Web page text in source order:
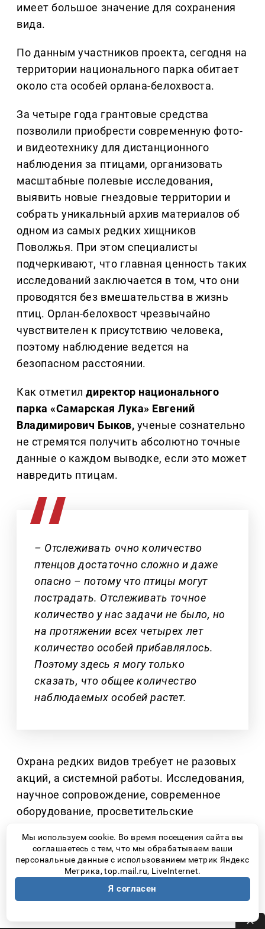
имеет большое значение для сохранения
вида.
По данным участников проекта, сегодня на
территории национального парка обитает
около ста особей орлана-белохвоста.
За четыре года грантовые средства
позволили приобрести современную фото-
и видеотехнику для дистанционного
наблюдения за птицами, организовать
масштабные полевые исследования,
выявить новые гнездовые территории и
собрать уникальный архив материалов об
одном из самых редких хищников
Поволжья. При этом специалисты
подчеркивают, что главная ценность таких
исследований заключается в том, что они
проводятся без вмешательства в жизнь
птиц. Орлан-белохвост чрезвычайно
чувствителен к присутствию человека,
поэтому наблюдение ведется на
безопасном расстоянии.
Как отметилдиректор национального
парка «Самарская Лука» Евгений
Владимирович Быков, ученые сознательно
не стремятся получить абсолютно точные
данные о каждом выводке, если это может
навредить птицам.
– Отслеживать очно количество
птенцов достаточно сложно и даже
опасно – потому что птицы могут
пострадать. Отслеживать точное
количество у нас задачи не было, но
на протяжении всех четырех лет
количество особей прибавлялось.
Поэтому здесь я могу только
сказать, что общее количество
наблюдаемых особей растет.
Охрана редких видов требует не разовых
акций, а системной работы. Исследования,
научное сопровождение, современное
оборудование, просветительские
это стало возможным благодаря
партнерству национального парка
«Самарская Лука» и предприятий
самарской производственной площадки
Мы используем cookie. Во время посещения сайта вы
соглашаетесь с тем, что мы обрабатываем ваши
персональные данные с использованием метрик Яндекс
Метрика, top.mail.ru, LiveInternet.
Я согласен